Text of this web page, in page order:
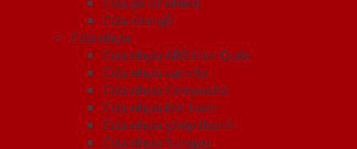
Cửa vòm gỗ
Cửa nhựa
Cửa nhựa ABS Hàn Quốc
Cửa nhựa cao cấp
Cửa nhựa Composite
Cửa nhựa Đài Loan
Cửa nhựa ghép thanh
Cửa nhựa Sungyu